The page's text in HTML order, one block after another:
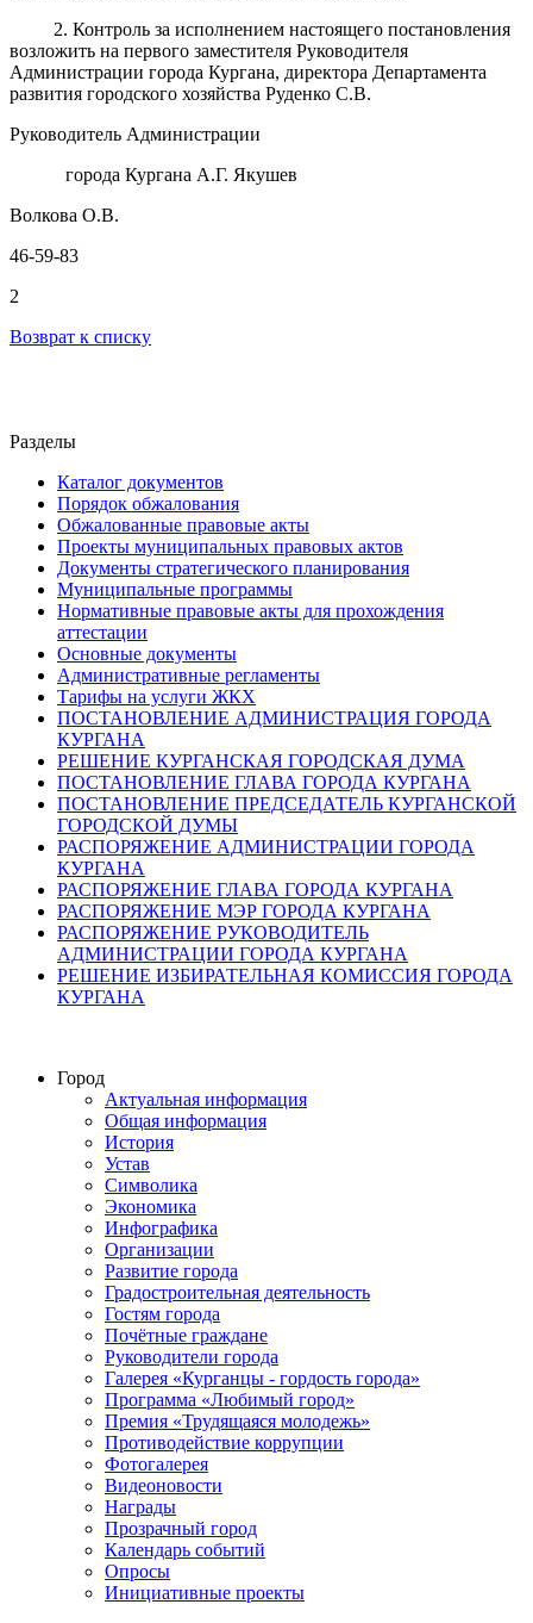
2. Контроль за исполнением настоящего постановления
возложить на первого заместителя Руководителя
Администрации города Кургана, директора Департамента
развития городского хозяйства Руденко С.В.
Руководитель Администрации
города Кургана А.Г. Якушев
Волкова О.В.
46-59-83
2
Возврат к списку
Разделы
Каталог документов
Порядок обжалования
Обжалованные правовые акты
Проекты муниципальных правовых актов
Документы стратегического планирования
Муниципальные программы
Нормативные правовые акты для прохождения
аттестации
Основные документы
Административные регламенты
Тарифы на услуги ЖКХ
ПОСТАНОВЛЕНИЕ АДМИНИСТРАЦИЯ ГОРОДА
КУРГАНА
РЕШЕНИЕ КУРГАНСКАЯ ГОРОДСКАЯ ДУМА
ПОСТАНОВЛЕНИЕ ГЛАВА ГОРОДА КУРГАНА
ПОСТАНОВЛЕНИЕ ПРЕДСЕДАТЕЛЬ КУРГАНСКОЙ
ГОРОДСКОЙ ДУМЫ
РАСПОРЯЖЕНИЕ АДМИНИСТРАЦИИ ГОРОДА
КУРГАНА
РАСПОРЯЖЕНИЕ ГЛАВА ГОРОДА КУРГАНА
РАСПОРЯЖЕНИЕ МЭР ГОРОДА КУРГАНА
РАСПОРЯЖЕНИЕ РУКОВОДИТЕЛЬ
АДМИНИСТРАЦИИ ГОРОДА КУРГАНА
РЕШЕНИЕ ИЗБИРАТЕЛЬНАЯ КОМИССИЯ ГОРОДА
КУРГАНА
Город
Актуальная информация
Общая информация
История
Устав
Символика
Экономика
Инфографика
Организации
Развитие города
Градостроительная деятельность
Гостям города
Почётные граждане
Руководители города
Галерея «Курганцы - гордость города»
Программа «Любимый город»
Премия «Трудящаяся молодежь»
Противодействие коррупции
Фотогалерея
Видеоновости
Награды
Прозрачный город
Календарь событий
Опросы
Инициативные проекты